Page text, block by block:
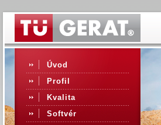
Úvod
Profil
Kvalita
Softvér